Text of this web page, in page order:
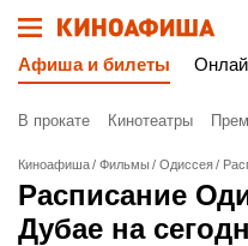
Афиша и билеты
В прокате Кинотеатры
Киноафиша Фильмы Одиссея
Расписание
Дубае на